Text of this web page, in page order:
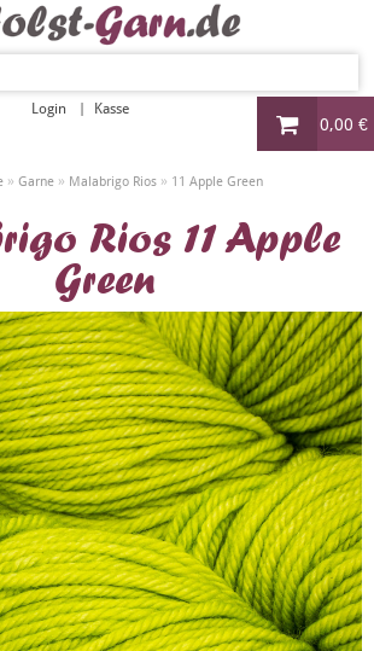
0,00 €
Login Kasse
» Garne» Malabrigo Rios» 11 Apple Green
Rios 11 Apple
Green